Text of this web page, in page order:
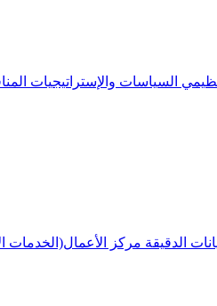
السياسات والإستراتيجيات
الدقيقة مركز الأعمال(الخدمات